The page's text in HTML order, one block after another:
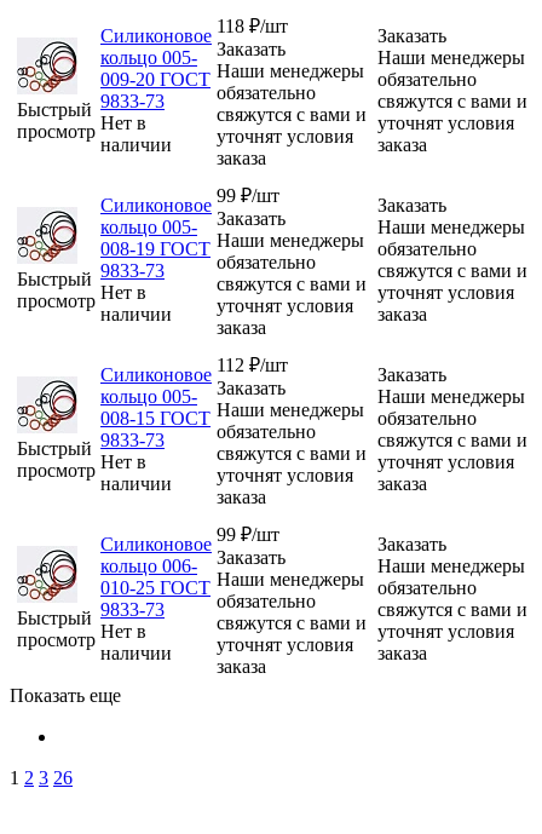
Быстрый
просмотр
Силиконовое
кольцо 005-
009-20 ГОСТ
9833-73
Нет в
наличии
118 ₽/шт
Заказать
Наши менеджеры
обязательно
свяжутся с вами и
уточнят условия
заказа
Заказать
Наши менеджеры
обязательно
свяжутся с вами и
уточнят условия
заказа
Быстрый
просмотр
Силиконовое
кольцо 005-
008-19 ГОСТ
9833-73
Нет в
наличии
99 ₽/шт
Заказать
Наши менеджеры
обязательно
свяжутся с вами и
уточнят условия
заказа
Заказать
Наши менеджеры
обязательно
свяжутся с вами и
уточнят условия
заказа
Быстрый
просмотр
Силиконовое
кольцо 005-
008-15 ГОСТ
9833-73
Нет в
наличии
112 ₽/шт
Заказать
Наши менеджеры
обязательно
свяжутся с вами и
уточнят условия
заказа
Заказать
Наши менеджеры
обязательно
свяжутся с вами и
уточнят условия
заказа
Быстрый
просмотр
Силиконовое
кольцо 006-
010-25 ГОСТ
9833-73
Нет в
наличии
99 ₽/шт
Заказать
Наши менеджеры
обязательно
свяжутся с вами и
уточнят условия
заказа
Заказать
Наши менеджеры
обязательно
свяжутся с вами и
уточнят условия
заказа
Показать еще
1 2 3 26